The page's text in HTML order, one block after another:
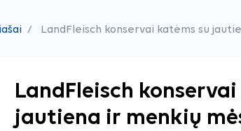
LandFleisch konservai katėms su
LandFleisch
jautiena ir menkių